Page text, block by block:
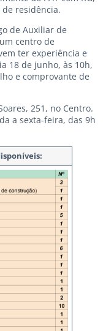
residência.
de Auxiliar de
centro de
ter experiência e
18 de junho, às 10h,
e comprovante de
251, no Centro.
a sexta-feira, das 9h